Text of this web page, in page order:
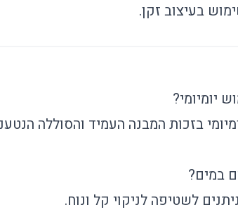
בעיצוב זקן.
יומיומי?
בזכות המבנה העמיד והסוללה
במים?
לשטיפה לניקוי קל ונוח.